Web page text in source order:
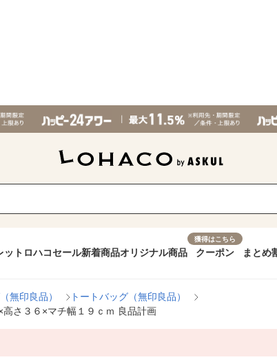
ット ロハコセール新着商品オリジナル商品
獲得はこちら
クーポン まとめ
無印良品）
トートバッグ（無印良品）
さ３６×マチ幅１９ｃｍ 良品計画